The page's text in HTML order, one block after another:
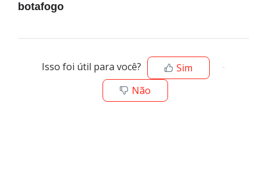
botafogo
Isso foi útil para você?
Sim
Não